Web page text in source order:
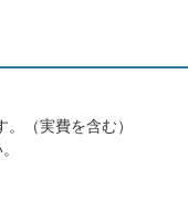
（実費を含む）